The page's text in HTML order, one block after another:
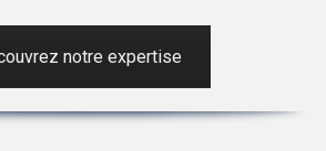
notre expertise